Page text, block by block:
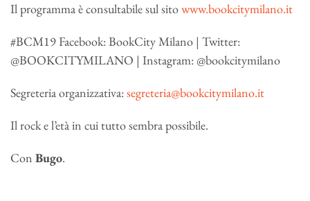
Il programma è consultabile sul sitowww.bookcitymilano.it
#BCM19 Facebook: BookCity Milano | Twitter:
@BOOKCITYMILANO | Instagram: @bookcitymilano
Segreteria organizzativa:segreteria@bookcitymilano.it
Il rock e l’età in cui tutto sembra possibile.
Con Bugo.